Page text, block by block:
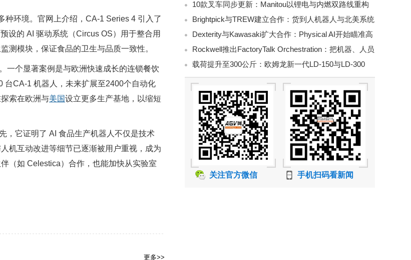
环境。官网上介绍，CA-1 Series 4 引入了
设的 AI 驱动系统（Circus OS）用于整合用
测模块，保证食品的卫生与品质一致性。
一个显著案例是与欧洲快速成长的连锁餐饮
台CA-1 机器人，未来扩展至2400个自动化
索在欧洲与美国设立更多生产基地，以缩短
，它证明了 AI 食品生产机器人不仅是技术
机互动改进等细节已逐渐被用户重视，成为
（如 Celestica）合作，也能加快从实验室
更多>>
10款叉车同步更新：Manitou以锂电与内燃双路线重构
工业车辆产品组合
Brightpick与TREW建立合作：货到人机器人与北美系统
集成能力加速结合
Dexterity与Kawasaki扩大合作：Physical AI开始瞄准高
强度仓储装卸
Rockwell推出FactoryTalk Orchestration：把机器、人员
和物料移动纳入统一编排
载荷提升至300公斤：欧姆龙新一代LD-150与LD-300
AMR补强工厂物料运输
关注官方微信 手机扫码看新闻